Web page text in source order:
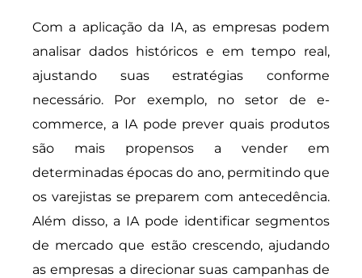
Com a aplicação da IA, as empresas podem
analisar dados históricos e em tempo real,
ajustando suas estratégias conforme
necessário. Por exemplo, no setor de e-
commerce, a IA pode prever quais produtos
são mais propensos a vender em
determinadas épocas do ano, permitindo que
os varejistas se preparem com antecedência.
Além disso, a IA pode identificar segmentos
de mercado que estão crescendo, ajudando
as empresas a direcionar suas campanhas de